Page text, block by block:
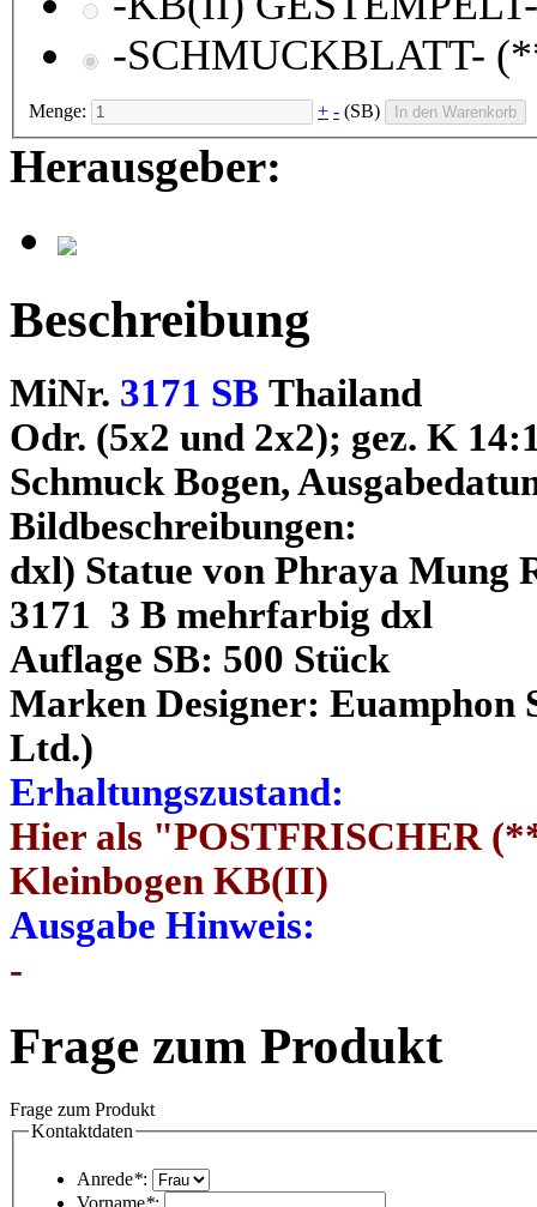
Menge: + - (SB) In den Warenkorb
Herausgeber:
Beschreibung
MiNr. 3171 SB Thailand
Odr. (5x2 und 2x2); gez. K
Schmuck Bogen,
Bildbeschreibungen:
dxl) Statue von Phraya Mung
3171 3 B mehrfarbig dxl
Auflage SB: 500 Stück
Marken Designer: Euamphon
Ltd.)
Erhaltungszustand:
Hier als "POSTFRISCHER
Kleinbogen KB(II)
Ausgabe Hinweis:
-
Frage zum Produkt
Frage zum Produkt
Kontaktdaten
Anrede*:
Vorname*: